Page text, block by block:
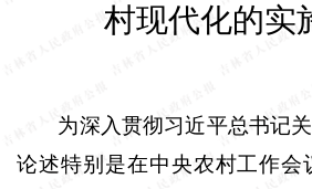
村现代化的实
为深入贯彻习近平总书记
论述特别是在中央农村工作会